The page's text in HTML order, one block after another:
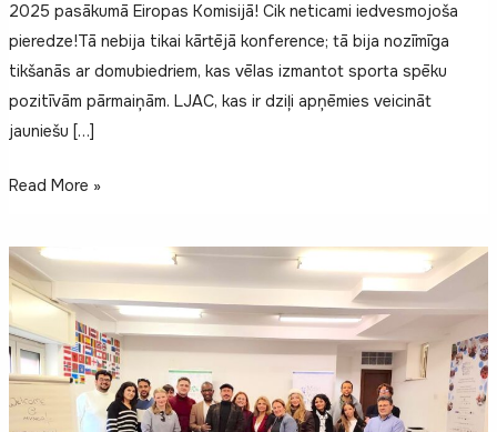
2025 pasākumā Eiropas Komisijā! Cik neticami iedvesmojoša
pieredze!Tā nebija tikai kārtējā konference; tā bija nozīmīga
tikšanās ar domubiedriem, kas vēlas izmantot sporta spēku
pozitīvām pārmaiņām. LJAC, kas ir dziļi apņēmies veicināt
jauniešu […]
Erasmus+
Infoday
2025!
Read More »